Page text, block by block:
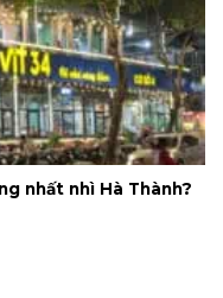
nhất nhì Hà Thành?